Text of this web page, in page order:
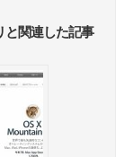
と関連した記事